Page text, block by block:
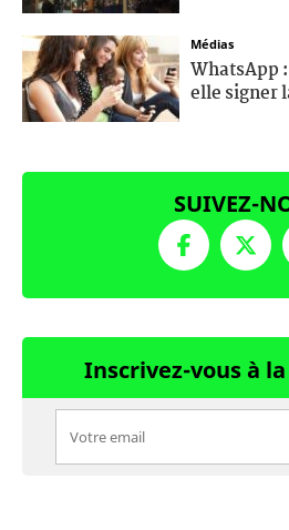
Médias
WhatsApp
elle signer
SUIVEZ-
Inscrivez-vous à